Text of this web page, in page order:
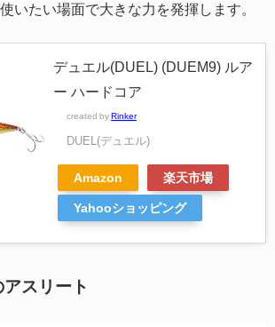
いたい場面で大きな力を発揮します。
デュエル(DUEL) (DUEM9) ルア
ー ハードコア
created by Rinker
DUEL(デュエル)
Amazon 楽天市場
Yahooショッピング
スリート